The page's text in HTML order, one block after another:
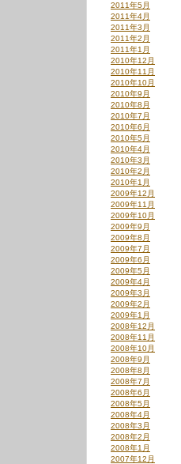
2011年5月
2011年4月
2011年3月
2011年2月
2011年1月
2010年12月
2010年11月
2010年10月
2010年9月
2010年8月
2010年7月
2010年6月
2010年5月
2010年4月
2010年3月
2010年2月
2010年1月
2009年12月
2009年11月
2009年10月
2009年9月
2009年8月
2009年7月
2009年6月
2009年5月
2009年4月
2009年3月
2009年2月
2009年1月
2008年12月
2008年11月
2008年10月
2008年9月
2008年8月
2008年7月
2008年6月
2008年5月
2008年4月
2008年3月
2008年2月
2008年1月
2007年12月